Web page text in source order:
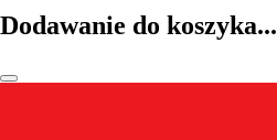
Dodawanie do koszyka...